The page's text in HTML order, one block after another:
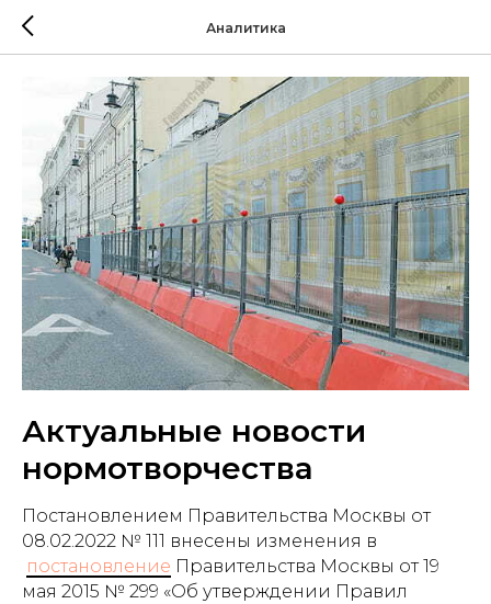
Аналитика
Актуальные новости
нормотворчества
Постановлением Правительства Москвы от
08.02.2022 № 111 внесены изменения в
постановление Правительства Москвы от 19
мая 2015 № 299 «Об утверждении Правил